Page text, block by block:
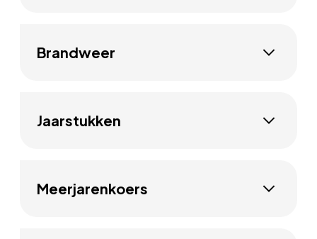
Brandweer
Jaarstukken
Meerjarenkoers